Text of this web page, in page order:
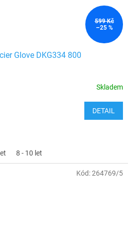
599 Kč
–25 %
Glove DKG334 800
Skladem
DETAIL
8 - 10 let
Kód:264769/5